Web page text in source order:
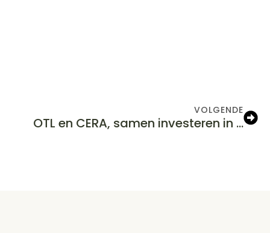
VOLGENDE
OTL en CERA, samen investeren in …